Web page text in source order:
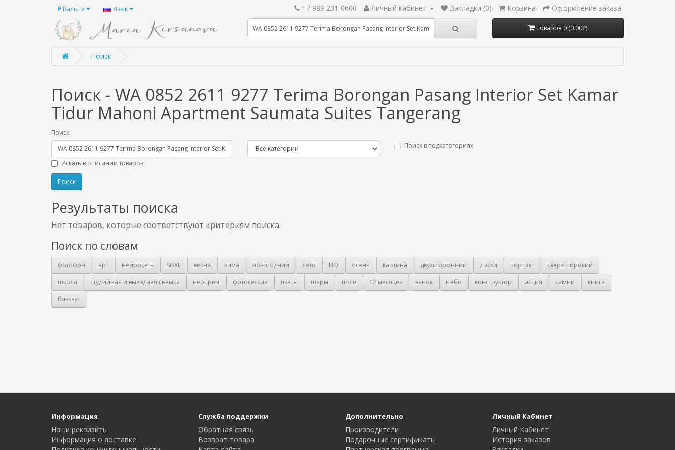
₽ Валюта Язык +7 989 231 0600 Личный кабинет Закладки (0) Корзина Оформление заказа
Товаров 0 (0.00₽)
Поиск
Поиск - WA 0852 2611 9277 Terima Borongan Pasang Interior Set Kamar
Tidur Mahoni Apartment Saumata Suites Tangerang
Поиск:
Поиск в подкатегориях
Искать в описании товаров
Результаты поиска
Нет товаров, которые соответствуют критериям поиска.
Поиск по словам
фотофон арт нейросеть SDXL весна зима новогодний лето HQ осень картина двухсторонний доски портрет
сверхширокий
школа
студийная и выездная сьемка неопрен фотосессия цветы шары поле 12 месяцев венок небо конструктор акция камни
книга
блэкаут
Информация
Наши реквизиты
Информация о доставке
Служба поддержки
Обратная связь
Возврат товара
Дополнительно
Производители
Подарочные сертификаты
Личный Кабинет
Личный Кабинет
История заказов